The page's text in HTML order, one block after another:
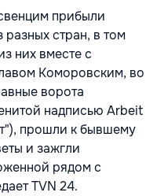
прибыли
стран, в том
них вместе с
Коморовским, во
ворота
надписью Arbeit
прошли к бывшему
и зажгли
рядом с
TVN 24.